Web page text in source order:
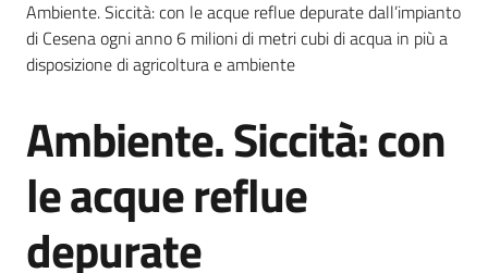
stampa
Menu selezionato
Cerca
comunicato
Risorse
Ambiente. Siccità: con le acque reflue depurate dall’impianto
di Cesena ogni anno 6 milioni di metri cubi di acqua in più a
disposizione di agricoltura e ambiente
Salta al contenuto
Ambiente. Siccità: con
le acque reflue
depurate